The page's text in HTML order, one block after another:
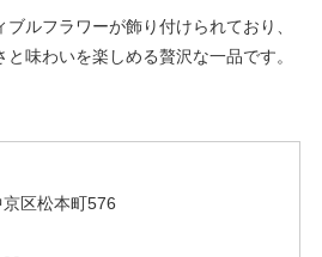
ルフラワーが飾り付けられており、
味わいを楽しめる贅沢な一品です。
区松本町576